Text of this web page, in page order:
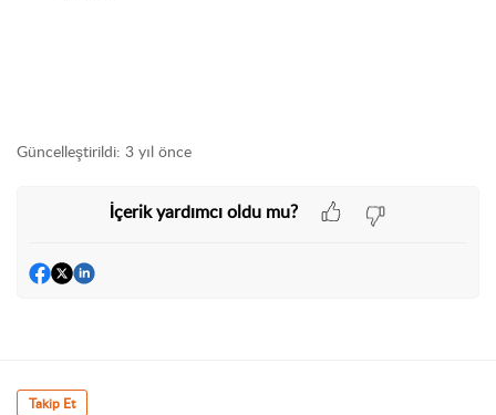
Güncelleştirildi: 3 yıl önce
İçerik yardımcı oldu mu?
Takip Et